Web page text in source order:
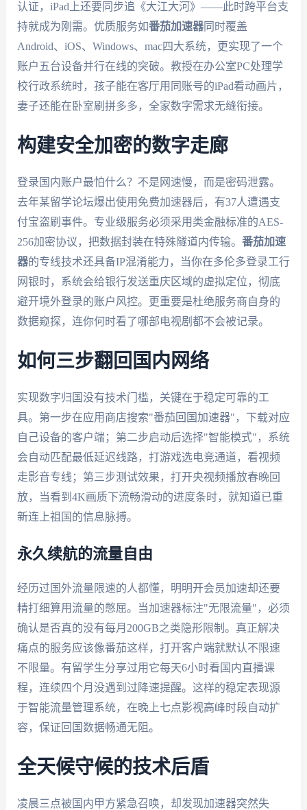
认证，iPad上还要同步追《大江大河》——此时跨平台支
持就成为刚需。优质服务如番茄加速器同时覆盖
Android、iOS、Windows、mac四大系统，更实现了一个
账户五台设备并行在线的突破。教授在办公室PC处理学
校行政系统时，孩子能在客厅用同账号的iPad看动画片，
妻子还能在卧室刷拼多多，全家数字需求无缝衔接。
构建安全加密的数字走廊
登录国内账户最怕什么？不是网速慢，而是密码泄露。
去年某留学论坛爆出使用免费加速器后，有37人遭遇支
付宝盗刷事件。专业级服务必须采用类金融标准的AES-
256加密协议，把数据封装在特殊隧道内传输。 番茄加速
器的专线技术还具备IP混淆能力，当你在多伦多登录工行
网银时，系统会给银行发送重庆区域的虚拟定位，彻底
避开境外登录的账户风控。更重要是杜绝服务商自身的
数据窥探，连你何时看了哪部电视剧都不会被记录。
如何三步翻回国内网络
实现数字归国没有技术门槛，关键在于稳定可靠的工
具。第一步在应用商店搜索"番茄回国加速器"，下载对应
自己设备的客户端；第二步启动后选择"智能模式"，系统
会自动匹配最低延迟线路，打游戏选电竞通道，看视频
走影音专线；第三步测试效果，打开央视频播放春晚回
放，当看到4K画质下流畅滑动的进度条时，就知道已重
新连上祖国的信息脉搏。
永久续航的流量自由
经历过国外流量限速的人都懂，明明开会员加速却还要
精打细算用流量的憋屈。当加速器标注"无限流量"，必须
确认是否真的没有每月200GB之类隐形限制。真正解决
痛点的服务应该像番茄这样，打开客户端就默认不限速
不限量。有留学生分享过用它每天6小时看国内直播课
程，连续四个月没遇到过降速提醒。这样的稳定表现源
于智能流量管理系统，在晚上七点影视高峰时段自动扩
容，保证回国数据畅通无阻。
全天候守候的技术后盾
凌晨三点被国内甲方紧急召唤，却发现加速器突然失